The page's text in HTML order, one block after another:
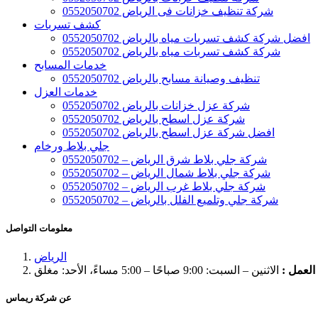
شركة تنظيف خزانات فى الرياض 0552050702
كشف تسربات
افضل شركة كشف تسربات مياه بالرياض 0552050702
شركة كشف تسربات مياه بالرياض 0552050702
خدمات المسابح
تنظيف وصيانة مسابح بالرياض 0552050702
خدمات العزل
شركة عزل خزانات بالرياض 0552050702
شركة عزل اسطح بالرياض 0552050702
افضل شركة عزل اسطح بالرياض 0552050702
جلي بلاط ورخام
شركة جلي بلاط شرق الرياض – 0552050702
شركة جلي بلاط شمال الرياض – 0552050702
شركة جلي بلاط غرب الرياض – 0552050702
شركة جلي وتلميع الفلل بالرياض – 0552050702
معلومات التواصل
الرياض
: الاثنين – السبت: 9:00 صباحًا – 5:00 مساءً، الأحد: مغلق
عن شركة ريماس